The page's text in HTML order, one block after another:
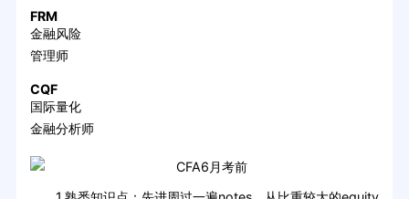
FRM
金融风险
管理师
CQF
国际量化
金融分析师